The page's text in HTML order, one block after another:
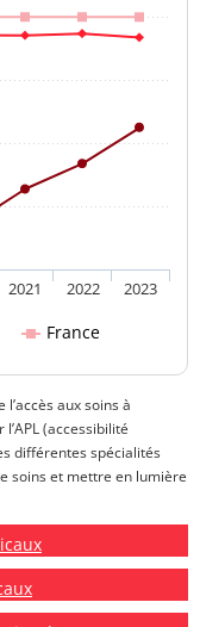
France
2021 2022 2023
aux soins à
(accessibilité
différentes spécialités
soins et mettre en lumière